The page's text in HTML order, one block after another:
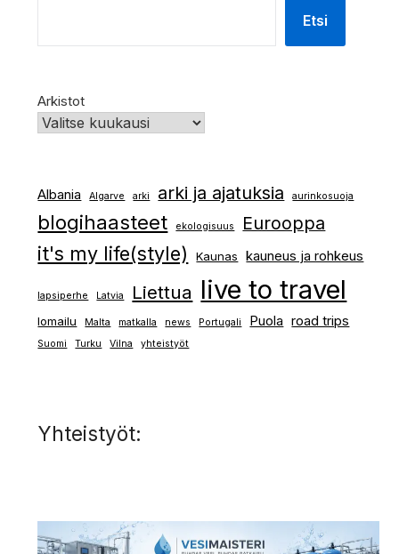
Etsi
Arkistot
Albania Algarve arki arki ja ajatuksia aurinkosuoja
blogihaasteet ekologisuus Eurooppa
it's my life(style) Kaunas kauneus ja rohkeus
lapsiperhe Latvia Liettua live to travel
lomailu Malta matkalla news Portugali Puola road trips
Suomi Turku Vilna yhteistyöt
Yhteistyöt: